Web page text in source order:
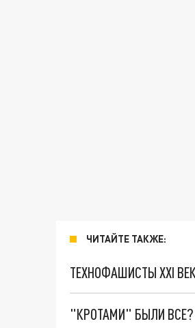
ЧИТАЙТЕ ТАКЖЕ:
ТЕХНОФАШИСТЫ XXI
"КРОТАМИ" БЫЛИ